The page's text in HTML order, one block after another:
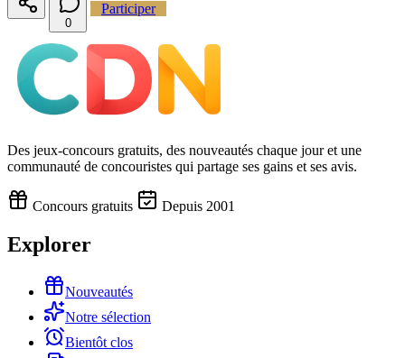
0
Participer
Des jeux-concours gratuits, des nouveautés chaque jour et une
communauté de concouristes qui partage ses gains et ses avis.
Concours gratuits Depuis 2001
Explorer
Nouveautés
Notre sélection
Bientôt clos